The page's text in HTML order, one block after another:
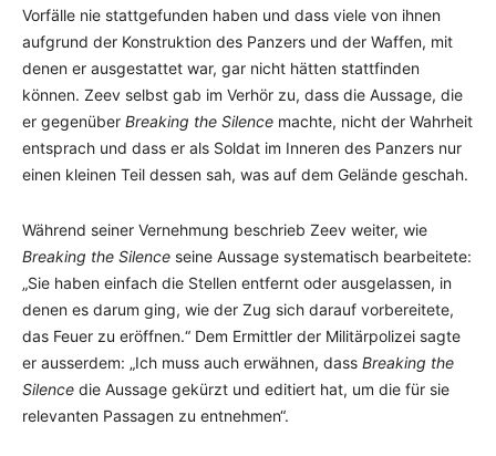
Vorfälle nie stattgefunden haben und dass viele von ihnen
aufgrund der Konstruktion des Panzers und der Waffen, mit
denen er ausgestattet war, gar nicht hätten stattfinden
können. Zeev selbst gab im Verhör zu, dass die Aussage, die
er gegenüber Breaking the Silence machte, nicht der Wahrheit
entsprach und dass er als Soldat im Inneren des Panzers nur
einen kleinen Teil dessen sah, was auf dem Gelände geschah.
Während seiner Vernehmung beschrieb Zeev weiter, wie
Breaking the Silence seine Aussage systematisch bearbeitete:
„Sie haben einfach die Stellen entfernt oder ausgelassen, in
denen es darum ging, wie der Zug sich darauf vorbereitete,
das Feuer zu eröffnen.“ Dem Ermittler der Militärpolizei sagte
er ausserdem: „Ich muss auch erwähnen, dass Breaking the
Silence die Aussage gekürzt und editiert hat, um die für sie
relevanten Passagen zu entnehmen“.